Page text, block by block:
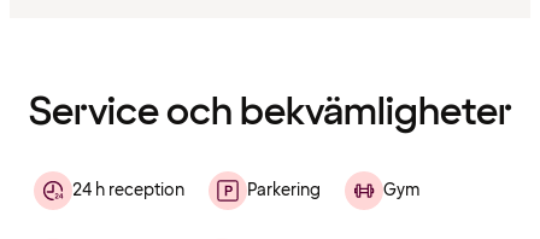
Service och bekvämligheter
24 h reception Parkering Gym